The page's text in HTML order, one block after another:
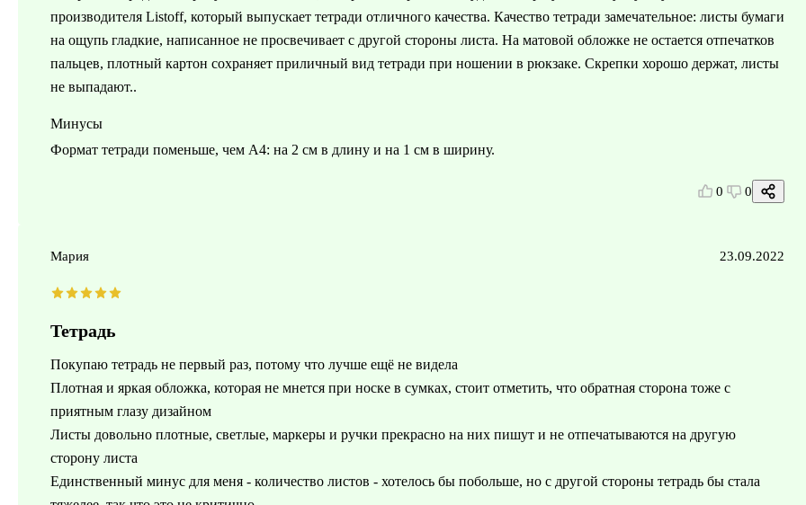
производителя Listoff, который выпускает тетради отличного качества. Качество тетради замечательное: листы бумаги
на ощупь гладкие, написанное не просвечивает с другой стороны листа. На матовой обложке не остается отпечатков
пальцев, плотный картон сохраняет приличный вид тетради при ношении в рюкзаке. Скрепки хорошо держат, листы
не выпадают..
Минусы
Формат тетради поменьше, чем А4: на 2 см в длину и на 1 см в ширину.
0 0
Мария 23.09.2022
Тетрадь
Покупаю тетрадь не первый раз, потому что лучше ещё не видела
Плотная и яркая обложка, которая не мнется при носке в сумках, стоит отметить, что обратная сторона тоже с
приятным глазу дизайном
Листы довольно плотные, светлые, маркеры и ручки прекрасно на них пишут и не отпечатываются на другую
сторону листа
Единственный минус для меня - количество листов - хотелось бы побольше, но с другой стороны тетрадь бы стала